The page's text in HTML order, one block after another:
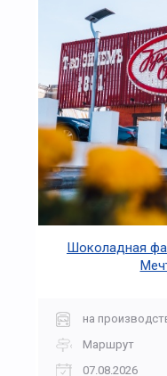
Шоколадная
на
Маршрут
07.08.2026